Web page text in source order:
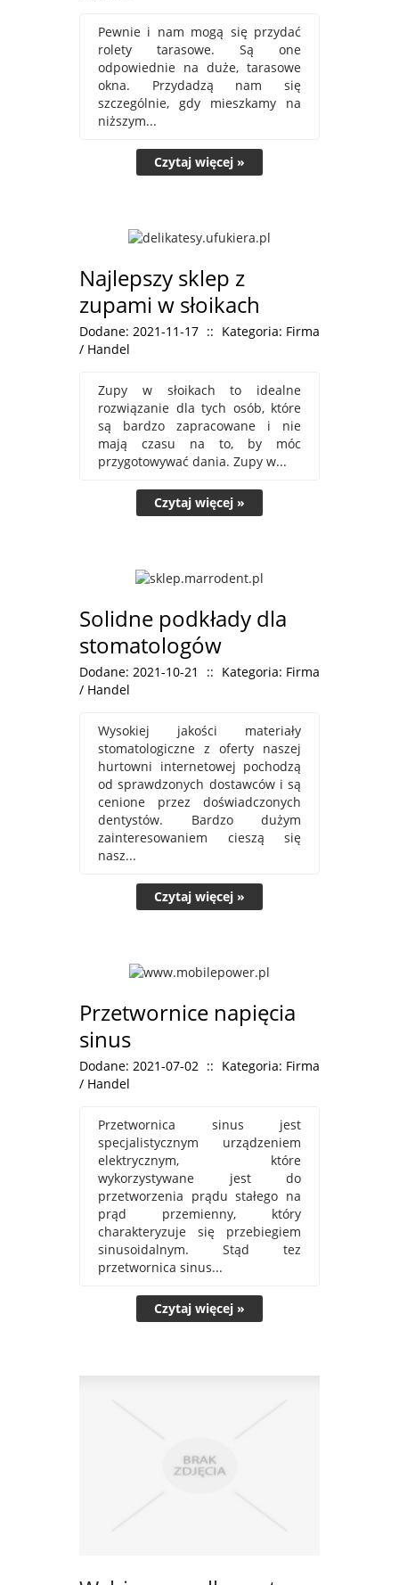
Pewnie i nam mogą się przydać
rolety tarasowe. Są one
odpowiednie na duże, tarasowe
okna. Przydadzą nam się
szczególnie, gdy mieszkamy na
niższym...
Czytaj więcej »
Najlepszy sklep z
zupami w słoikach
Dodane: 2021-11-17 :: Kategoria: Firma
/ Handel
Zupy w słoikach to idealne
rozwiązanie dla tych osób, które
są bardzo zapracowane i nie
mają czasu na to, by móc
przygotowywać dania. Zupy w...
Czytaj więcej »
Solidne podkłady dla
stomatologów
Dodane: 2021-10-21 :: Kategoria: Firma
/ Handel
Wysokiej jakości materiały
stomatologiczne z oferty naszej
hurtowni internetowej pochodzą
od sprawdzonych dostawców i są
cenione przez doświadczonych
dentystów. Bardzo dużym
zainteresowaniem cieszą się
nasz...
Czytaj więcej »
Przetwornice napięcia
sinus
Dodane: 2021-07-02 :: Kategoria: Firma
/ Handel
Przetwornica sinus jest
specjalistycznym urządzeniem
elektrycznym, które
wykorzystywane jest do
przetworzenia prądu stałego na
prąd przemienny, który
charakteryzuje się przebiegiem
sinusoidalnym. Stąd tez
przetwornica sinus...
Czytaj więcej »